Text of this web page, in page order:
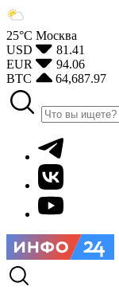
25°С Москва
USD
81.41
EUR
94.06
BTC
64,687.97